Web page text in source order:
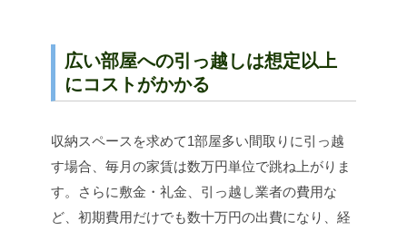
広い部屋への引っ越しは想定以上
にコストがかかる
収納スペースを求めて1部屋多い間取りに引っ越
す場合、毎月の家賃は数万円単位で跳ね上がりま
す。さらに敷金・礼金、引っ越し業者の費用な
ど、初期費用だけでも数十万円の出費になり、経